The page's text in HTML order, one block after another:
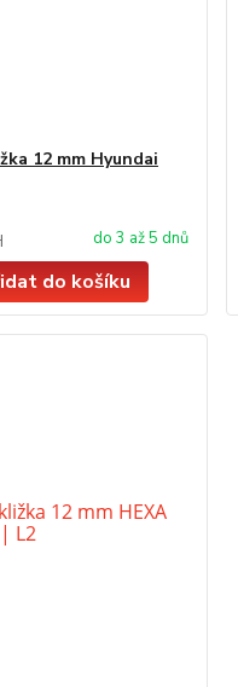
12 mm Hyundai
do 3 až 5 dnů
do košíku